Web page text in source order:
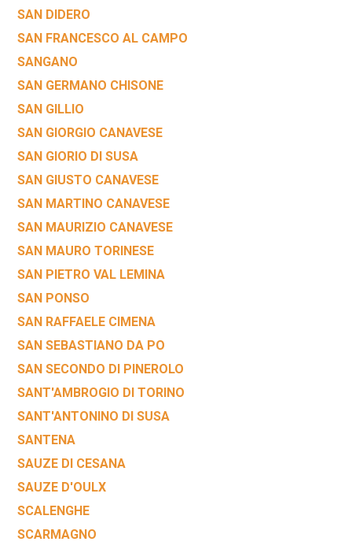
SAN DIDERO
SAN FRANCESCO AL CAMPO
SANGANO
SAN GERMANO CHISONE
SAN GILLIO
SAN GIORGIO CANAVESE
SAN GIORIO DI SUSA
SAN GIUSTO CANAVESE
SAN MARTINO CANAVESE
SAN MAURIZIO CANAVESE
SAN MAURO TORINESE
SAN PIETRO VAL LEMINA
SAN PONSO
SAN RAFFAELE CIMENA
SAN SEBASTIANO DA PO
SAN SECONDO DI PINEROLO
SANT'AMBROGIO DI TORINO
SANT'ANTONINO DI SUSA
SANTENA
SAUZE DI CESANA
SAUZE D'OULX
SCALENGHE
SCARMAGNO